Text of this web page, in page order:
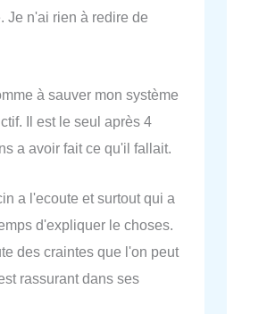
Je n'ai rien à redire de
à sauver mon système
Il est le seul après 4
a avoir fait ce qu'il fallait.
a l'ecoute et surtout qui a
d'expliquer le choses.
des craintes que l'on peut
rassurant dans ses